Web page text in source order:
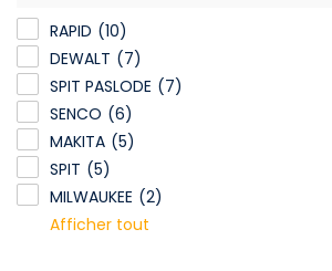
RAPID (10)
DEWALT (7)
SPIT PASLODE (7)
SENCO (6)
MAKITA (5)
SPIT (5)
MILWAUKEE (2)
Afficher tout